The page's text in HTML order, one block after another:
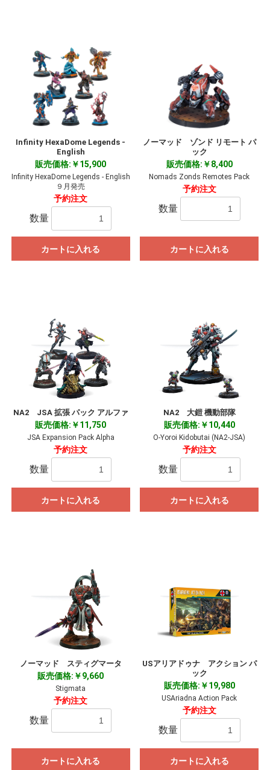
Infinity HexaDome Legends -
English
販売価格:￥15,900
Infinity HexaDome Legends - English
９月発売
予約注文
数量
カートに入れる
ノーマッド ゾンド リモート パ
ック
販売価格:￥8,400
Nomads Zonds Remotes Pack
予約注文
数量
カートに入れる
NA2 JSA 拡張 パック アルファ
販売価格:￥11,750
JSA Expansion Pack Alpha
予約注文
数量
カートに入れる
NA2 大鎧 機動部隊
販売価格:￥10,440
O-Yoroi Kidobutai (NA2-JSA)
予約注文
数量
カートに入れる
ノーマッド スティグマータ
販売価格:￥9,660
Stigmata
予約注文
数量
カートに入れる
USアリアドゥナ アクション パ
ック
販売価格:￥19,980
USAriadna Action Pack
予約注文
数量
カートに入れる